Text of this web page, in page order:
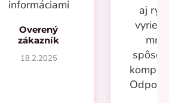
informáciami
Overený
zákazník
18.2.2025
aj